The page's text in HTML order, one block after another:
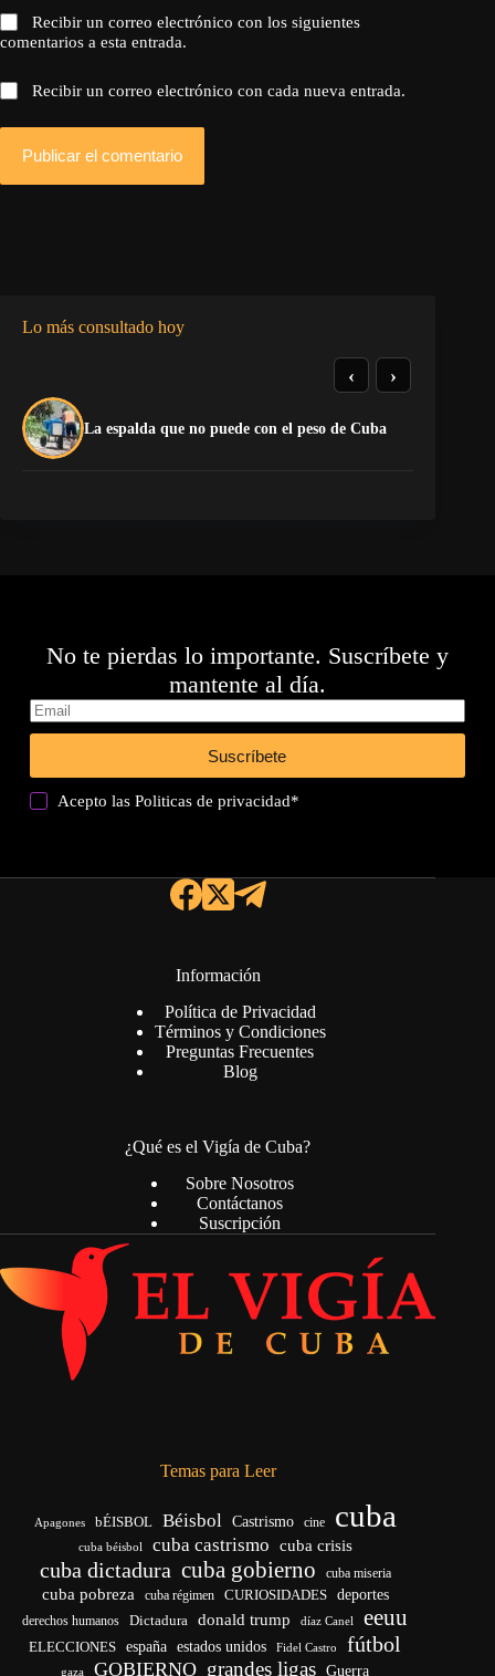
Recibir un correo electrónico con los siguientes
comentarios a esta entrada.
Recibir un correo electrónico con cada nueva entrada.
Publicar el comentario
Lo más consultado hoy
La espalda que no puede con el peso de Cuba
‹ ›
No te pierdas lo importante. Suscríbete y
mantente al día.
Suscríbete
Acepto lasPoliticas de privacidad*
Información
Política de Privacidad
Términos y Condiciones
Preguntas Frecuentes
Blog
¿Qué es el Vigía de Cuba?
Sobre Nosotros
Contáctanos
Suscripción
Temas para Leer
Apagones bÉISBOL Béisbol Castrismo cine cuba
cuba béisbol cuba castrismo cuba crisis
cuba dictadura cuba gobierno cuba miseria
cuba pobreza cuba régimen CURIOSIDADES deportes
derechos humanos Dictadura donald trump díaz Canel eeuu
ELECCIONES españa estados unidos Fidel Castro fútbol
gaza GOBIERNO grandes ligas Guerra